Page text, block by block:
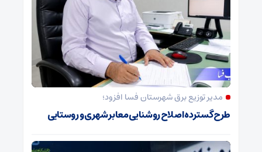
مدیر توزیع برق شهرستان فسا افزود؛
طرح گسترده اصلاح روشنایی معابر شهری و روستایی